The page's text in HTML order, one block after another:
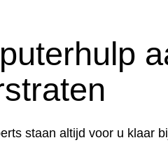
staan altijd voor u klaar